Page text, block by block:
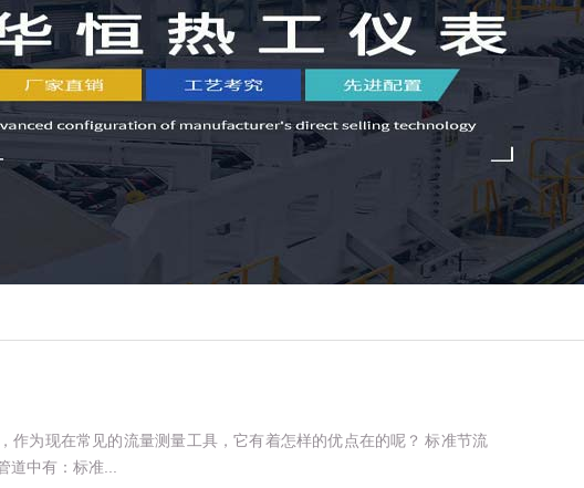
作为现在常见的流量测量工具，它有着怎样的优点在的呢？ 标准节流
道中有：标准...